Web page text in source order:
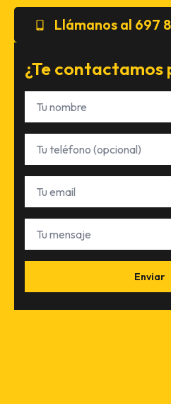
Llámanos al 697
¿Te contactamos
mensaje
Enviar